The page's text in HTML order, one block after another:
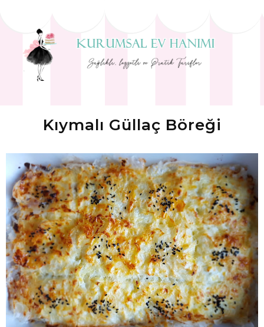
Kıymalı Güllaç Böreği